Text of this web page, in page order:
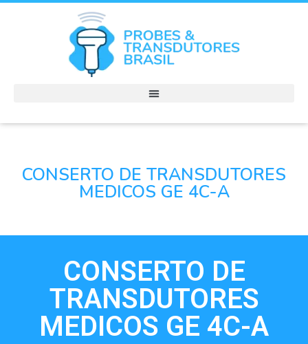
CONSERTO DE TRANSDUTORES
MEDICOS GE 4C-A
CONSERTO DE
TRANSDUTORES
MEDICOS GE 4C-A